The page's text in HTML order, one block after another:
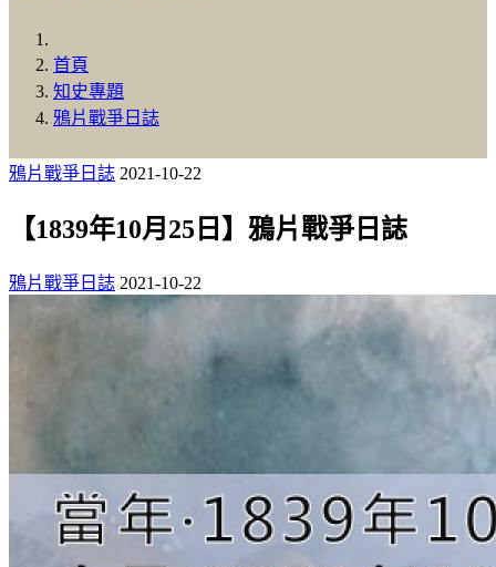
首頁
知史專題
鴉片戰爭日誌
鴉片戰爭日誌 2021-10-22
【1839年10月25日】鴉片戰爭日誌
鴉片戰爭日誌 2021-10-22